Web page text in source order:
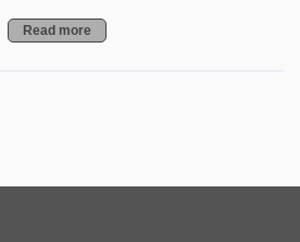
Read more